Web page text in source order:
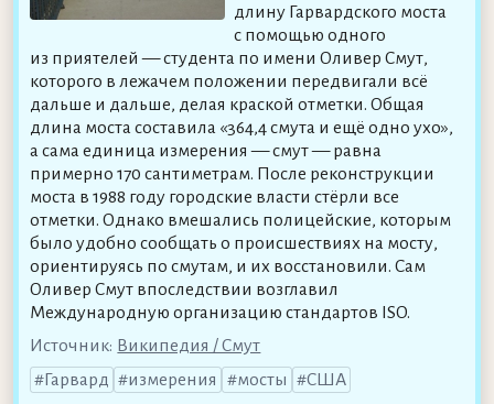
длину Гарвардского моста
с помощью одного
из приятелей — студента по имени Оливер Смут,
которого в лежачем положении передвигали всё
дальше и дальше, делая краской отметки. Общая
длина моста составила «364,4 смута и ещё одно ухо»,
а сама единица измерения — смут — равна
примерно 170 сантиметрам. После реконструкции
моста в 1988 году городские власти стёрли все
отметки. Однако вмешались полицейские, которым
было удобно сообщать о происшествиях на мосту,
ориентируясь по смутам, и их восстановили. Сам
Оливер Смут впоследствии возглавил
Международную организацию стандартов ISO.
Источник: Википедия / Смут
Гарвард
измерения мосты США